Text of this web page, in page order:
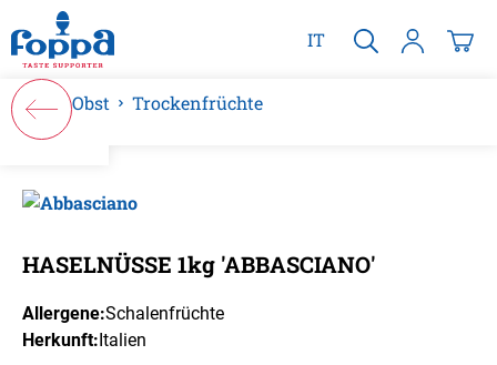
springen
IT
Obst Trockenfrüchte
HASELNÜSSE 1kg 'ABBASCIANO'
Allergene:Schalenfrüchte
Herkunft:Italien